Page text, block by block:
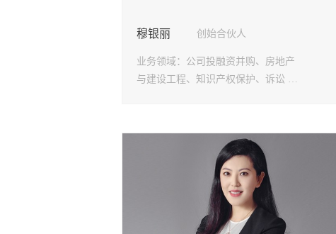
穆银丽 创始合伙人
业务领域： 公司投融资并购、房地产
与建设工程、知识产权保护、诉讼 和